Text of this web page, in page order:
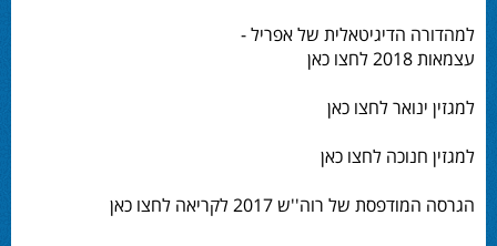
למהדורה הדיגיטאלית של אפריל -
עצמאות 2018 לחצו כאן
למגזין ינואר לחצו כאן
למגזין חנוכה לחצו כאן
הגרסה המודפסת של רוה''ש 2017 לקריאה לחצו כאן